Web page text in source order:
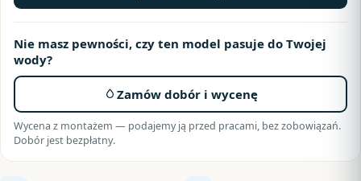
Nie masz pewności, czy ten model pasuje do Twojej
wody?
Zamów dobór i wycenę
Wycena z montażem — podajemy ją przed pracami, bez zobowiązań.
Dobór jest bezpłatny.